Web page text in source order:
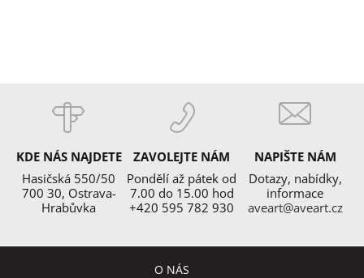
KDE NÁS NAJDETE
Hasičská 550/50
700 30, Ostrava-
Hrabůvka
ZAVOLEJTE NÁM
Pondělí až pátek od
7.00 do 15.00 hod
+420 595 782 930
NAPIŠTE NÁM
Dotazy, nabídky,
informace
aveart@aveart.cz
O NÁS